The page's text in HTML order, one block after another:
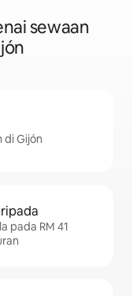
sewaan
di Gijón
pada RM 41